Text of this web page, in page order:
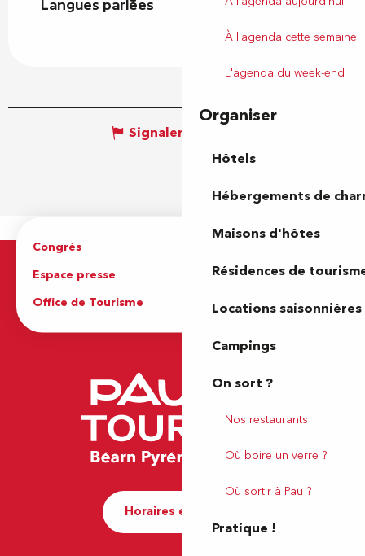
À l'agenda cette semaine
L'agenda du week-end
Organiser
Hôtels
Hébergements de
Maisons d'hôtes
Résidences de
Locations saisonnières
Campings
On sort ?
Nos restaurants
Où boire un verre ?
Où sortir à Pau ?
Pratique !
Langues parlées
Langues parlées
Signaler une erreur
Congrès
Espace presse
Brochures
Office de Tourisme
Horaires et contact